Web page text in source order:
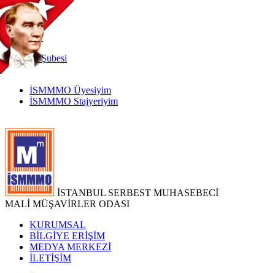
TR
|
EN
İnternetŞubesi
İSMMMO Üyesiyim
İSMMMO Stajyeriyim
İSTANBUL SERBEST MUHASEBECİ
MALİ MÜŞAVİRLER ODASI
KURUMSAL
BİLGİYE ERİŞİM
MEDYA MERKEZİ
İLETİŞİM